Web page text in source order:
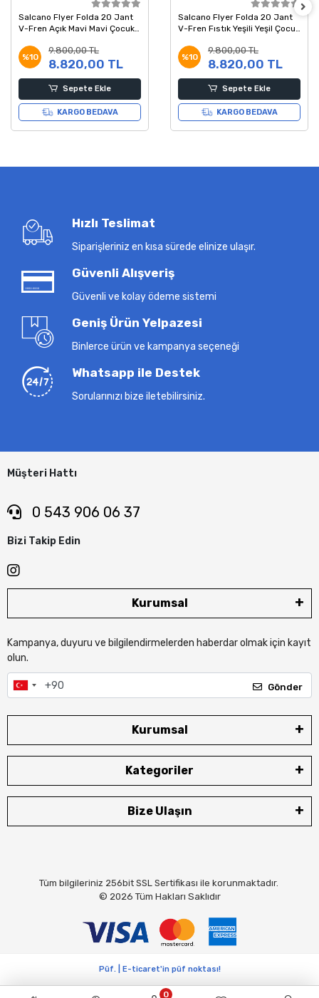
Salcano Flyer Folda 20 Jant
V-Fren Açık Mavi Mavi Çocuk
%10
9.800,00 TL
8.820,00 TL
Sepete Ekle
KARGO BEDAVA
Salcano Flyer Folda 20 Jant
V-Fren Fıstık Yeşili Yeşil Çocuk
%10
9.800,00 TL
8.820,00 TL
Sepete Ekle
KARGO BEDAVA
Hızlı Teslimat
Siparişleriniz en kısa sürede elinize ulaşır.
Güvenli Alışveriş
Güvenli ve kolay ödeme sistemi
Geniş Ürün Yelpazesi
Binlerce ürün ve kampanya seçeneği
Whatsapp ile Destek
Sorularınızı bize iletebilirsiniz.
Müşteri Hattı
0 543 906 06 37
Bizi Takip Edin
Kurumsal
Kampanya, duyuru ve bilgilendirmelerden haberdar olmak için kayıt
olun.
Gönder
Kurumsal
Kategoriler
Bize Ulaşın
Tüm bilgileriniz 256bit SSL Sertifikası ile korunmaktadır.
© 2026 Tüm Hakları Saklıdır
0
Püf. | E-ticaret'in püf noktası!